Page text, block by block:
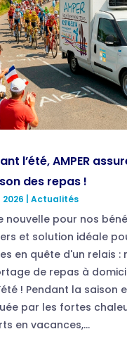
l’été, AMPER
des repas !
2026 Actualités
nouvelle pour nos
et solution idéale
en quête d'un relais :
de repas à
! Pendant la saison
par les fortes
en vacances,...